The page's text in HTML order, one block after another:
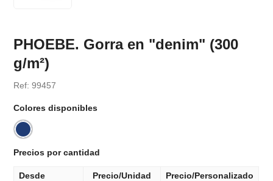
PHOEBE. Gorra en "denim" (300
g/m²)
Ref: 99457
Colores disponibles
Precios por cantidad
Desde Precio/Unidad
Precio/Personalizado